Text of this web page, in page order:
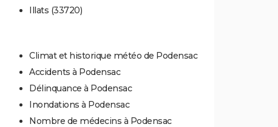
Illats (33720)
Climat et historique météo de Podensac
Accidents à Podensac
Délinquance à Podensac
Inondations à Podensac
Nombre de médecins à Podensac